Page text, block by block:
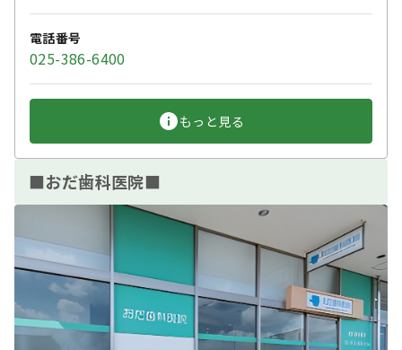
電話番号
025-386-6400
もっと見る
■おだ歯科医院■